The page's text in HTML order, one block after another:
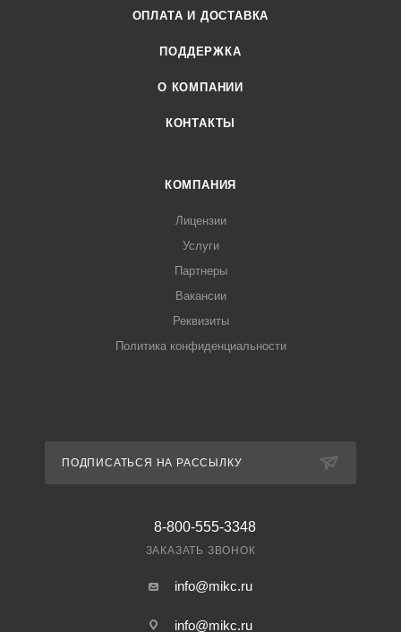
ОПЛАТА И ДОСТАВКА
ПОДДЕРЖКА
О КОМПАНИИ
КОНТАКТЫ
КОМПАНИЯ
Лицензии
Услуги
Партнеры
Вакансии
Реквизиты
Политика конфиденциальности
ПОДПИСАТЬСЯ НА РАССЫЛКУ
8-800-555-3348
ЗАКАЗАТЬ ЗВОНОК
info@mikc.ru
info@mikc.ru